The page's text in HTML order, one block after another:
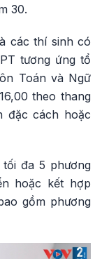
30.
các thí sinh có
tương ứng tổ
Toán và Ngữ
theo thang
đặc cách hoặc
đa 5 phương
hoặc kết hợp
gồm phương